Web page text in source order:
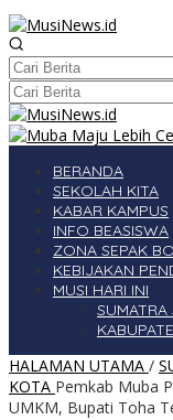
BERANDA
SEKOLAH KITA
KABAR KAMPUS
INFO BEASISWA
ZONA SEPAK
KEBIJAKAN
MUSI HARI INI
SUMATRA
HALAMAN UTAMA /
KOTA Pemkab Muba
UMKM, Bupati Toha